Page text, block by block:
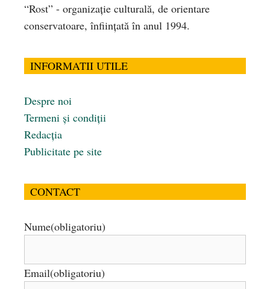
“Rost” - organizaţie culturală, de orientare
conservatoare, înfiinţată în anul 1994.
INFORMATII UTILE
Despre noi
Termeni și condiții
Redacția
Publicitate pe site
CONTACT
Nume(obligatoriu)
Email(obligatoriu)